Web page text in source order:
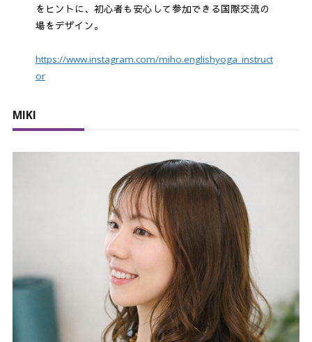
をヒントに、初心者も安心して参加できる国際交流の
場をデザイン。
https://www.instagram.com/miho.englishyoga_instruct
or
MIKI